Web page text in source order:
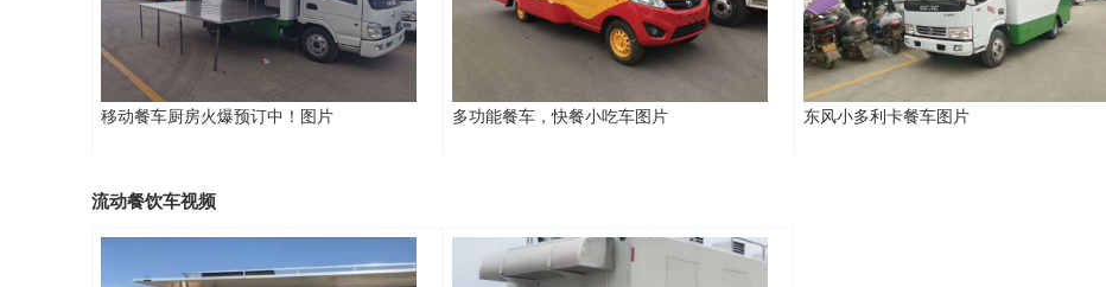
移动餐车厨房火爆预订中！图片 多功能餐车，快餐小吃车图片 东风小多利卡餐车图片
流动餐饮车视频